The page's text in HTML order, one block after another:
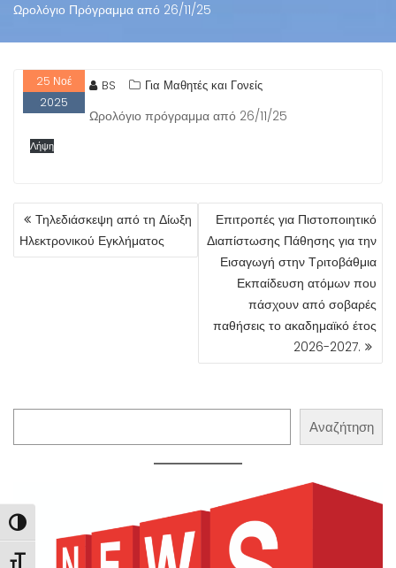
Εναλλαγή Υψηλής Αντίθεσης
Εναλλαγή Μεγέθους Γραμμάτων
Ωρολόγιο Πρόγραμμα από 26/11/25
25 Νοέ
2025
BS Για Μαθητές και Γονείς
Ωρολόγιο πρόγραμμα από 26/11/25
Λήψη
ΠΛΟΉΓΗΣΗ
ΆΡΘΡΩΝ
Τηλεδιάσκεψη από τη Δίωξη
Ηλεκτρονικού Εγκλήματος
Επιτροπές για Πιστοποιητικό
Διαπίστωσης Πάθησης για την
Εισαγωγή στην Τριτοβάθμια
Εκπαίδευση ατόμων που
πάσχουν από σοβαρές
παθήσεις το ακαδημαϊκό έτος
2026-2027.
Αναζήτηση